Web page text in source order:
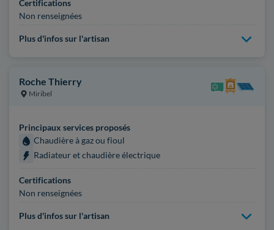
Certifications
Non renseignées
Plus d'infos sur l'artisan
Roche Thierry
Miribel
Principaux services proposés
Chaudière à gaz ou fioul
Radiateur et chaudière électrique
Certifications
Non renseignées
Plus d'infos sur l'artisan